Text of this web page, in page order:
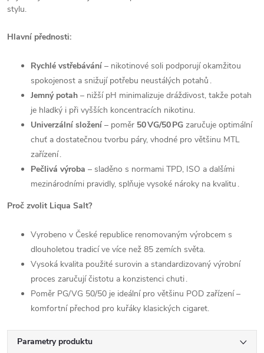
stylu.
Hlavní přednosti:
Rychlé vstřebávání – nikotinové soli podporují okamžitou
spokojenost a snižují potřebu neustálých potahů .
Jemný potah – nižší pH minimalizuje dráždivost, takže potah
je hladký i při vyšších koncentracích nikotinu.
Univerzální složení – poměr 50 VG/50 PG zaručuje optimální
chuť a dostatečnou tvorbu páry, vhodné pro většinu MTL
zařízení .
Pečlivá výroba – sladěno s normami TPD, ISO a dalšími
mezinárodními pravidly, splňuje vysoké nároky na kvalitu .
Proč zvolit Liqua Salt?
Vyrobeno v České republice renomovaným výrobcem s
dlouholetou tradicí ve více než 85 zemích světa.
Vysoká kvalita použité surovin a standardizovaný výrobní
proces zaručují čistotu a konzistenci chuti .
Poměr PG/VG 50/50 je ideální pro většinu POD zařízení –
komfortní přechod pro kuřáky klasických cigaret.
Parametry produktu